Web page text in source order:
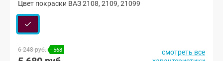
Цвет покраски ВАЗ 2108, 2109, 21099
6 248 руб. - 568
смотреть все